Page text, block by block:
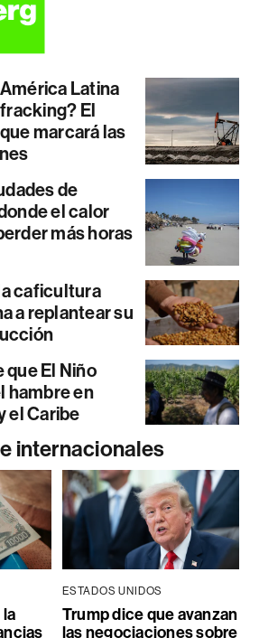
Latina
El
marcará las
de
el calor
más horas
caficultura
a replantear su
que El Niño
hambre en
el Caribe
internacionales
ESTADOS UNIDOS
Trump dice que avanzan
las negociaciones sobre